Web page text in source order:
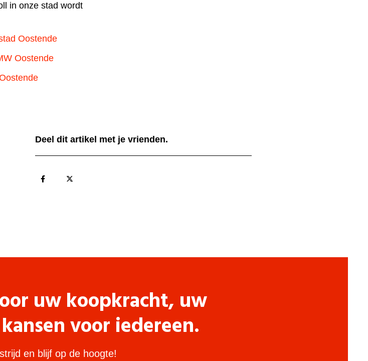
in onze stad wordt
Oostende
Oostende
Deel dit artikel met je vrienden.
uw koopkracht, uw
voor iedereen.
en blijf op de hoogte!